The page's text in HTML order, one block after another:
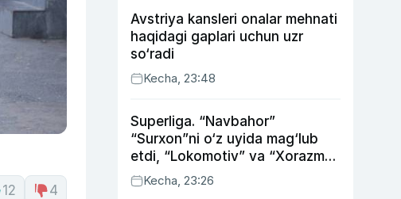
12 4
Avstriya kansleri onalar mehnati
haqidagi gaplari uchun uzr
so‘radi
Kecha, 23:48
Superliga. “Navbahor”
“Surxon”ni o‘z uyida mag‘lub
etdi, “Lokomotiv” va “Xorazm”
uyda g‘alaba qozondi
Kecha, 23:26